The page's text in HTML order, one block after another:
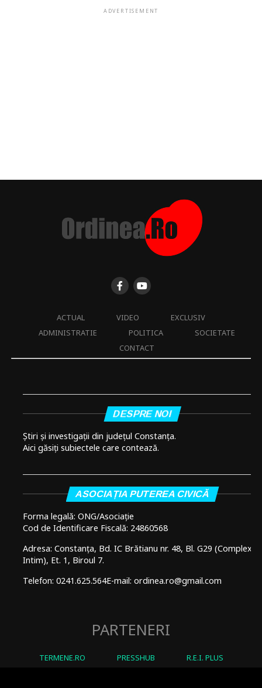
ADVERTISEMENT
ACTUAL VIDEO
EXCLUSIV
ADMINISTRATIE
POLITICA
SOCIETATE
CONTACT
DESPRE NOI
Știri și investigații din județul Constanța.
Aici găsiți subiectele care contează.
ASOCIAȚIA PUTEREA CIVICĂ
Forma legală: ONG/Asociație
Cod de Identificare Fiscală: 24860568
Adresa: Constanța, Bd. IC Brătianu nr. 48, Bl. G29 (Complex
Intim), Et. 1, Biroul 7.
Telefon: 0241.625.564E-mail: ordinea.ro@gmail.com
PARTENERI
TERMENE.RO PRESSHUB R.E.I. PLUS